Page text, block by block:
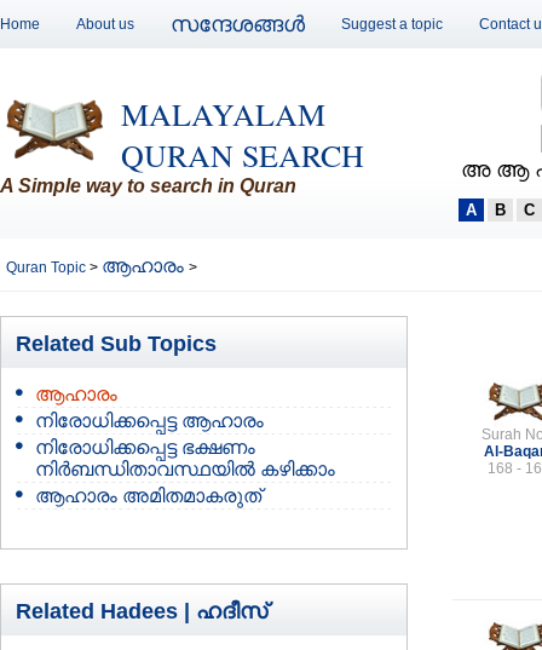
Home About us സന്ദേശങ്ങള്‍ Suggest a topic Contact
MALAYALAM
QURAN SEARCH
A Simple way to search in Quran
അ ആ
A B C
Quran Topic > ആഹാരം >
Related Sub Topics
ആഹാരം
നിരോധിക്കപ്പെട്ട ആഹാരം
നിരോധിക്കപ്പെട്ട ഭക്ഷണം
നിര്‍ബന്ധിതാവസ്ഥയില്‍ കഴിക്കാം
ആഹാരം അമിതമാകരുത്
Related Hadees | ഹദീസ്
Surah
Al-
168 -